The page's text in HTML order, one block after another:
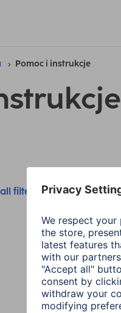
Pomoc i instrukcje
filters